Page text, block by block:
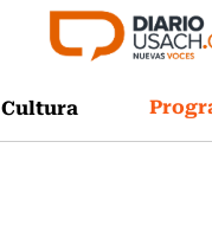
Cultura